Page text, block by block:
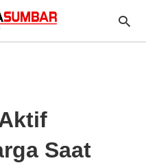
Saat